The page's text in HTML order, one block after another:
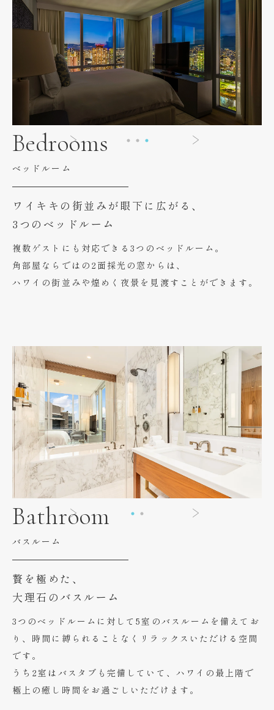
Bedrooms
ベッドルーム
ワイキキの街並みが眼下に広がる、
3つのベッドルーム
複数ゲストにも対応できる3つのベッドルーム。
角部屋ならではの2面採光の窓からは、
ハワイの街並みや煌めく夜景を見渡すことができます。
Bathroom
バスルーム
贅を極めた、
大理石のバスルーム
3つのベッドルームに対して5室のバスルームを備えてお
り、時間に縛られることなくリラックスいただける空間
です。
うち2室はバスタブも完備していて、ハワイの最上階で
極上の癒し時間をお過ごしいただけます。